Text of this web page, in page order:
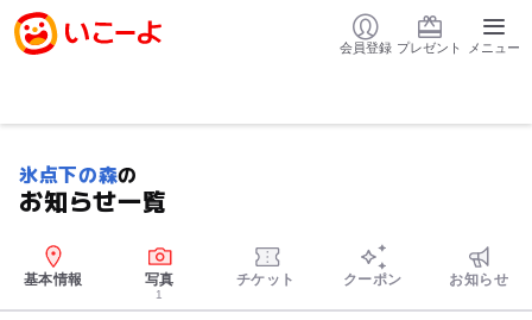
会員登録 プレゼント メニュー
氷点下の森の
お知らせ一覧
基本情報 写真
1
チケット クーポン お知らせ